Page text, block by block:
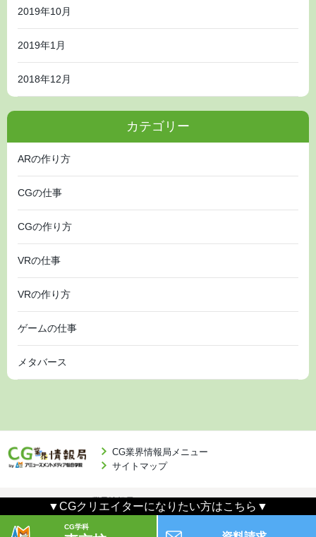
2019年10月
2019年1月
2018年12月
カテゴリー
ARの作り方
CGの仕事
CGの作り方
VRの仕事
VRの作り方
ゲームの仕事
メタバース
▼CGクリエイターになりたい方はこちら▼
CG学科
CG業界情報局メニュー
サイトマップ
CG業界情報局 © 2026 All rights reserved.